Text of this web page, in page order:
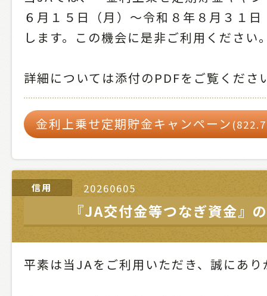
６月１５日（月）～令和８年８月３１
します。この機会に是非ご利用ください
詳細については添付のPDFをご覧くださ
金利上乗せ定期貯金キャンペーン
20260605
信用
『JA交付金等つなぎ資金』
平素は当JAをご利用いただき、誠にあ